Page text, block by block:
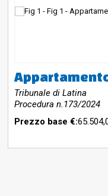
Tribunale di Latina
Procedura n.173/2024
Prezzo base €: